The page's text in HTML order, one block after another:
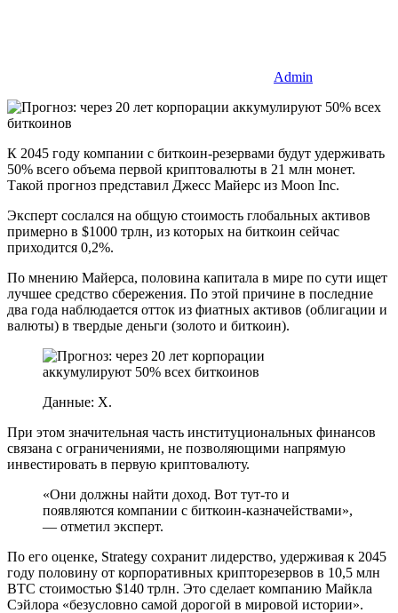
Admin
К 2045 году компании с биткоин-резервами будут удерживать
50% всего объема первой криптовалюты в 21 млн монет.
Такой прогноз представил Джесс Майерс из Moon Inc.
Эксперт сослался на общую стоимость глобальных активов
примерно в $1000 трлн, из которых на биткоин сейчас
приходится 0,2%.
По мнению Майерса, половина капитала в мире по сути ищет
лучшее средство сбережения. По этой причине в последние
два года наблюдается отток из фиатных активов (облигации и
валюты) в твердые деньги (золото и биткоин).
Данные: X.
При этом значительная часть институциональных финансов
связана с ограничениями, не позволяющими напрямую
инвестировать в первую криптовалюту.
«Они должны найти доход. Вот тут-то и
появляются компании с биткоин-казначействами»,
— отметил эксперт.
По его оценке, Strategy сохранит лидерство, удерживая к 2045
году половину от корпоративных крипторезервов в 10,5 млн
BTC стоимостью $140 трлн. Это сделает компанию Майкла
Сэйлора «безусловно самой дорогой в мировой истории».